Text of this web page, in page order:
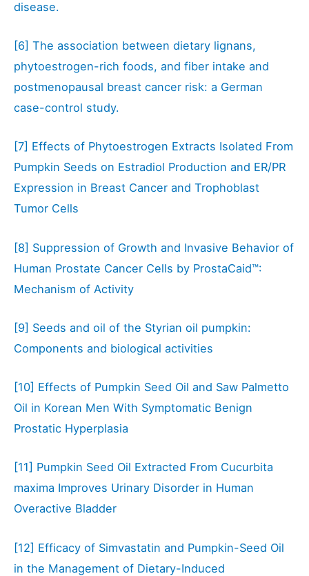
disease.
[6] The association between dietary lignans,
phytoestrogen-rich foods, and fiber intake and
postmenopausal breast cancer risk: a German
case-control study.
[7] Effects of Phytoestrogen Extracts Isolated From
Pumpkin Seeds on Estradiol Production and ER/PR
Expression in Breast Cancer and Trophoblast
Tumor Cells
[8] Suppression of Growth and Invasive Behavior of
Human Prostate Cancer Cells by ProstaCaid™:
Mechanism of Activity
[9] Seeds and oil of the Styrian oil pumpkin:
Components and biological activities
[10] Effects of Pumpkin Seed Oil and Saw Palmetto
Oil in Korean Men With Symptomatic Benign
Prostatic Hyperplasia
[11] Pumpkin Seed Oil Extracted From Cucurbita
maxima Improves Urinary Disorder in Human
Overactive Bladder
[12] Efficacy of Simvastatin and Pumpkin-Seed Oil
in the Management of Dietary-Induced